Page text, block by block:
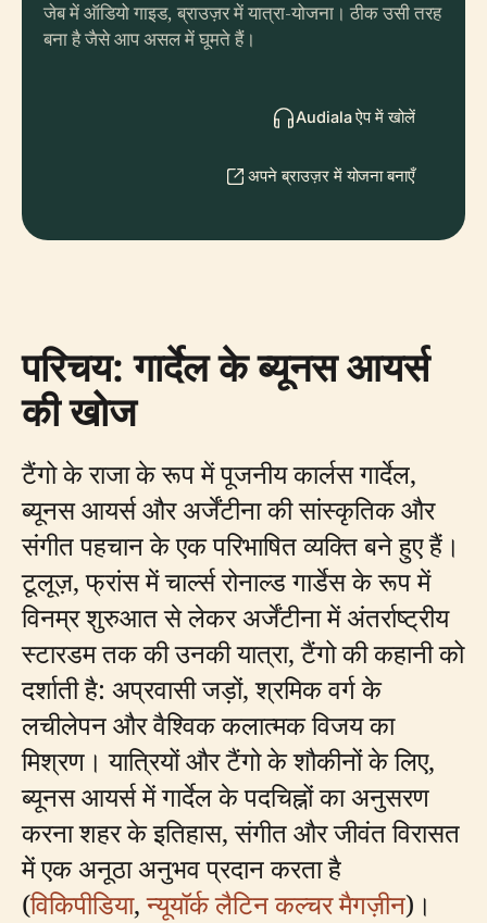
जेब में ऑडियो गाइड, ब्राउज़र में यात्रा-योजना। ठीक उसी तरह
बना है जैसे आप असल में घूमते हैं।
Audiala ऐप में खोलें
अपने ब्राउज़र में योजना बनाएँ
परिचय: गार्देल के ब्यूनस आयर्स
की खोज
टैंगो के राजा के रूप में पूजनीय कार्लस गार्देल,
ब्यूनस आयर्स और अर्जेंटीना की सांस्कृतिक और
संगीत पहचान के एक परिभाषित व्यक्ति बने हुए हैं।
टूलूज़, फ्रांस में चार्ल्स रोनाल्ड गार्डेस के रूप में
विनम्र शुरुआत से लेकर अर्जेंटीना में अंतर्राष्ट्रीय
स्टारडम तक की उनकी यात्रा, टैंगो की कहानी को
दर्शाती है: अप्रवासी जड़ों, श्रमिक वर्ग के
लचीलेपन और वैश्विक कलात्मक विजय का
मिश्रण। यात्रियों और टैंगो के शौकीनों के लिए,
ब्यूनस आयर्स में गार्देल के पदचिह्नों का अनुसरण
करना शहर के इतिहास, संगीत और जीवंत विरासत
में एक अनूठा अनुभव प्रदान करता है
(विकिपीडिया,न्यूयॉर्क लैटिन कल्चर मैगज़ीन)।